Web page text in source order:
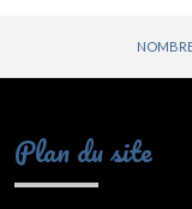
Plan du site